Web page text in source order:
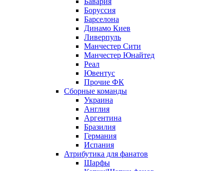
Боруссия
Барселона
Динамо Киев
Ливерпуль
Манчестер Сити
Манчестер Юнайтед
Реал
Ювентус
Прочие ФК
Сборные команды
Украина
Англия
Аргентина
Бразилия
Германия
Испания
Атрибутика для фанатов
Шарфы